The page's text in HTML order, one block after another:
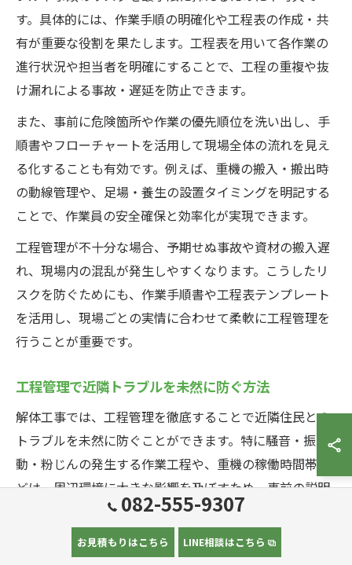
す。具体的には、作業手順の明確化や工程表の作成・共
有が重要な役割を果たします。工程表を用いて各作業の
進行状況や担当者を明確にすることで、工程の重複や抜
け漏れによる事故・遅延を防止できます。
また、事前に危険箇所や作業の優先順位を洗い出し、手
順書やフローチャートを活用して現場全体の流れを見え
る化することも有効です。例えば、重機の搬入・搬出時
の動線管理や、足場・養生の設置タイミングを明記する
ことで、作業員の安全確保と効率化が実現できます。
工程管理が不十分な場合、予期せぬ事故や資材の搬入遅
れ、現場内の混乱が発生しやすくなります。こうしたリ
スクを防ぐためにも、作業手順書や工程表テンプレート
を活用し、現場ごとの実情に合わせて柔軟に工程管理を
行うことが重要です。
工程管理で近隣トラブルを未然に防ぐ方法
解体工事では、工程管理を徹底することで近隣住民との
トラブルを未然に防ぐことができます。特に騒音・振
動・粉じんの発生する作業工程や、重機の稼働時間帯な
どは、周辺環境に大きな影響を及ぼすため、事前の説明
と工程表の提示が効果的です。
代表的な具体策として、工程表や作業手順書に近隣説明
082-555-9307
お見積もりはこちら LINE相談はこちら